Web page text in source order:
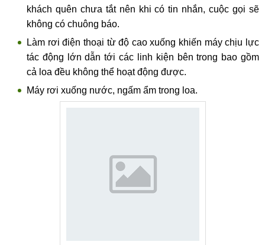
khách quên chưa tắt nên khi có tin nhắn, cuộc gọi sẽ
không có chuông báo.
Làm rơi điện thoại từ độ cao xuống khiến máy chịu lực
tác động lớn dẫn tới các linh kiện bên trong bao gồm
cả loa đều không thể hoạt động được.
Máy rơi xuống nước, ngấm ẩm trong loa.